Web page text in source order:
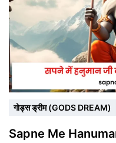
गोड्स ड्रीम (GODS DREAM)
Sapne Me